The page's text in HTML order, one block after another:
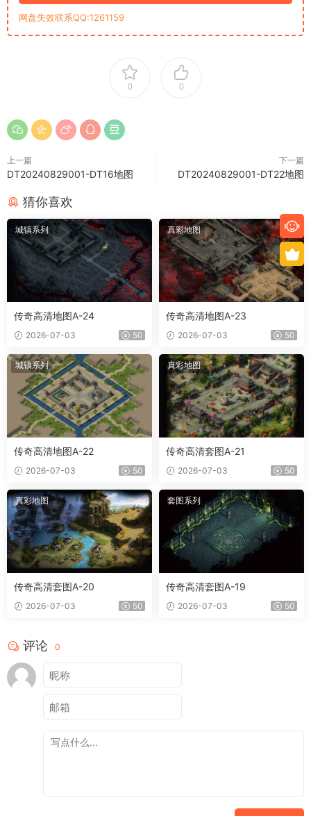
网盘失效联系QQ:1261159
0 0
上一篇
DT20240829001-DT16地图
下一篇
DT20240829001-DT22地图
猜你喜欢
城镇系列
传奇高清地图A-24
2026-07-03 50
真彩地图
传奇高清地图A-23
2026-07-03 50
城镇系列
传奇高清地图A-22
2026-07-03 50
真彩地图
传奇高清套图A-21
2026-07-03 50
真彩地图
传奇高清套图A-20
2026-07-03 50
套图系列
传奇高清套图A-19
2026-07-03 50
评论 0